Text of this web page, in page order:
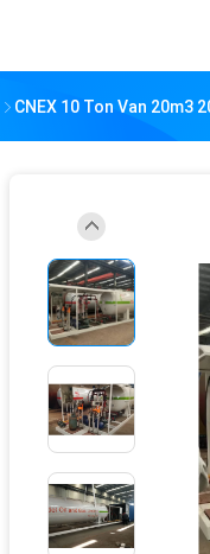
CNEX 10 Ton Van 20m3